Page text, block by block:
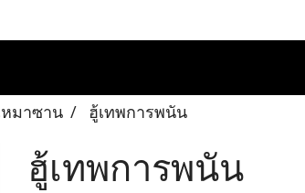
มาซาน ฮู้เทพการพนัน
ฮู้เทพการพนัน